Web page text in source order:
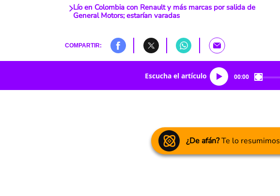
Lío en Colombia con Renault y más marcas por salida de
General Motors; estarían varadas
COMPARTIR:
Escucha el artículo 00:00
¿De afán?Te lo resumimos